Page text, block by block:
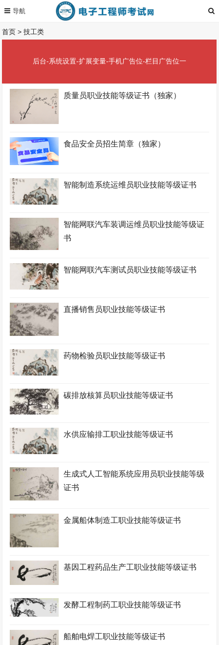
首页 >技工类
后台-系统设置-扩展变量-手机广告位-栏目广告位一
质量员职业技能等级证书（独家）
食品安全员招生简章（独家）
智能制造系统运维员职业技能等级证书
智能网联汽车装调运维员职业技能等级证
书
智能网联汽车测试员职业技能等级证书
直播销售员职业技能等级证书
药物检验员职业技能等级证书
碳排放核算员职业技能等级证书
水供应输排工职业技能等级证书
生成式人工智能系统应用员职业技能等级
证书
金属船体制造工职业技能等级证书
基因工程药品生产工职业技能等级证书
发酵工程制药工职业技能等级证书
船舶电焊工职业技能等级证书